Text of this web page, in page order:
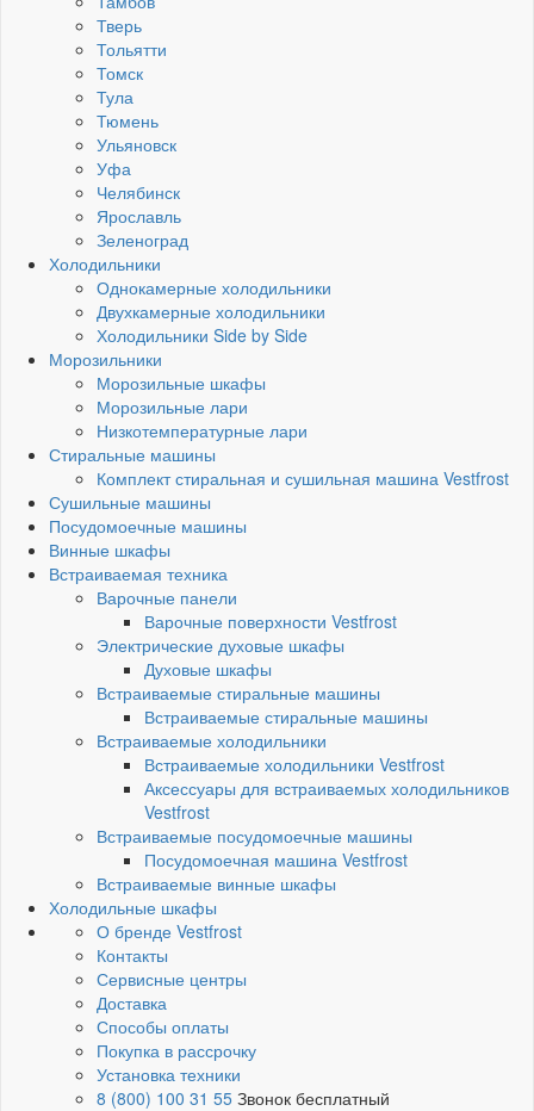
Тверь
Тольятти
Томск
Тула
Тюмень
Ульяновск
Уфа
Челябинск
Ярославль
Зеленоград
Холодильники
Однокамерные холодильники
Двухкамерные холодильники
Холодильники Side by Side
Морозильники
Морозильные шкафы
Морозильные лари
Низкотемпературные лари
Стиральные машины
Комплект стиральная и сушильная машина Vestfrost
Сушильные машины
Посудомоечные машины
Винные шкафы
Встраиваемая техника
Варочные панели
Варочные поверхности Vestfrost
Электрические духовые шкафы
Духовые шкафы
Встраиваемые стиральные машины
Встраиваемые стиральные машины
Встраиваемые холодильники
Встраиваемые холодильники Vestfrost
Аксессуары для встраиваемых холодильников
Vestfrost
Встраиваемые посудомоечные машины
Посудомоечная машина Vestfrost
Встраиваемые винные шкафы
Холодильные шкафы
О бренде Vestfrost
Контакты
Сервисные центры
Доставка
Способы оплаты
Покупка в рассрочку
Установка техники
8 (800) 100 31 55 Звонок бесплатный